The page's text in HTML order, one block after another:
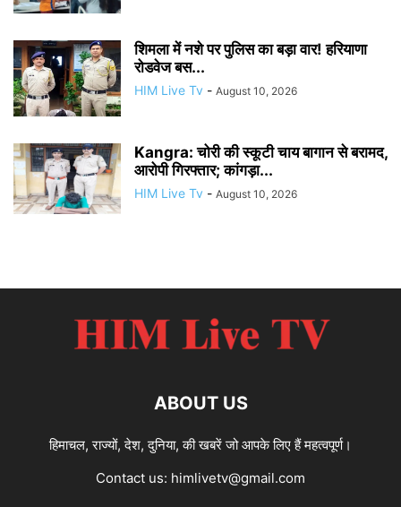
शिमला में नशे पर पुलिस का बड़ा वार! हरियाणा
रोडवेज बस...
HIM Live Tv - August 10, 2026
Kangra: चोरी की स्कूटी चाय बागान से बरामद,
आरोपी गिरफ्तार; कांगड़ा...
HIM Live Tv - August 10, 2026
ABOUT US
हिमाचल, राज्यों, देश, दुनिया, की खबरें जो आपके लिए हैं महत्वपूर्ण।
Contact us: himlivetv@gmail.com